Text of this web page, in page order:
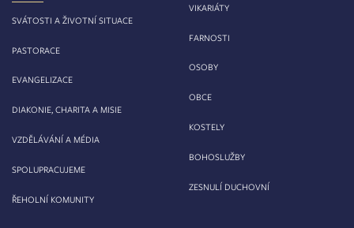
SVÁTOSTI A ŽIVOTNÍ SITUACE
PASTORACE
EVANGELIZACE
DIAKONIE, CHARITA A MISIE
VZDĚLÁVÁNÍ A MÉDIA
SPOLUPRACUJEME
ŘEHOLNÍ KOMUNITY
VIKARIÁTY
FARNOSTI
OSOBY
OBCE
KOSTELY
BOHOSLUŽBY
ZESNULÍ DUCHOVNÍ